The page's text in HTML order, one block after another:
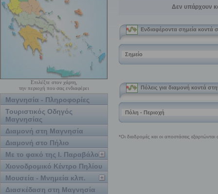
Επιλέξτε στον χάρτη,
την περιοχή που σας ενδιαφέρει
Μαγνησία - Πληροφορίες
Τουριστικός Οδηγός
Μαγνησίας
Διαμονή στη Μαγνησία
Διαμονή στο Πήλιο
Με το φακό της Ι. Παραβάλου
Χιονοδρομικό Κέντρο Πηλίου
Μουσεία - Μνημεία κλπ.
Διασκέδαση στη Μαγνησία
Δεν υπάρχουν